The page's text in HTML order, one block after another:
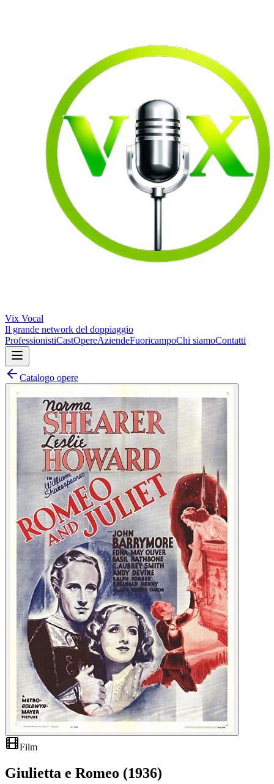
Vix Vocal
Il grande network del doppiaggio
ProfessionistiCastOpereAziendeFuoricampoChi siamoContatti
Catalogo opere
Film
Giulietta e Romeo (1936)